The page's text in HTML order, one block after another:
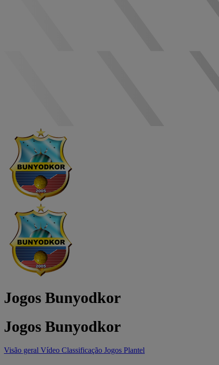
Jogos Bunyodkor
Jogos Bunyodkor
Visão geral Vídeo Classificação Jogos Plantel